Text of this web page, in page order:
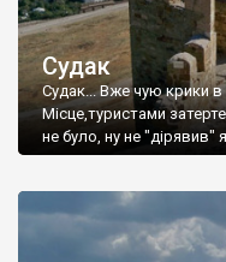
Судак
Судак... Вже чую крики
Місце,туристами
не було, ну не "дірявив"